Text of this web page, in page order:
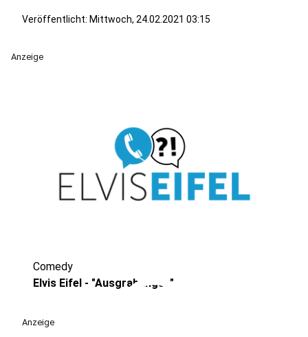
Veröffentlicht: Mittwoch, 24.02.2021 03:15
Anzeige
play_circle
Comedy
Elvis Eifel - "Ausgrabungen"
Anzeige